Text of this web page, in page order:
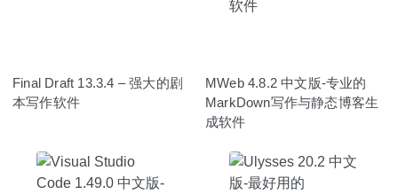
Final Draft 13.3.4 – 强大的剧
本写作软件
MWeb 4.8.2 中文版-专业的
MarkDown写作与静态博客生
成软件